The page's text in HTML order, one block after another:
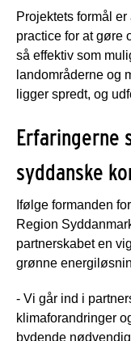
Projektets formål
practice for at gøre
så effektiv som
landområderne og
ligger spredt, og
Erfaringerne
syddanske
Ifølge formanden
Region
partnerskabet en
grønne
- Vi går ind i
klimaforandringer
bydende